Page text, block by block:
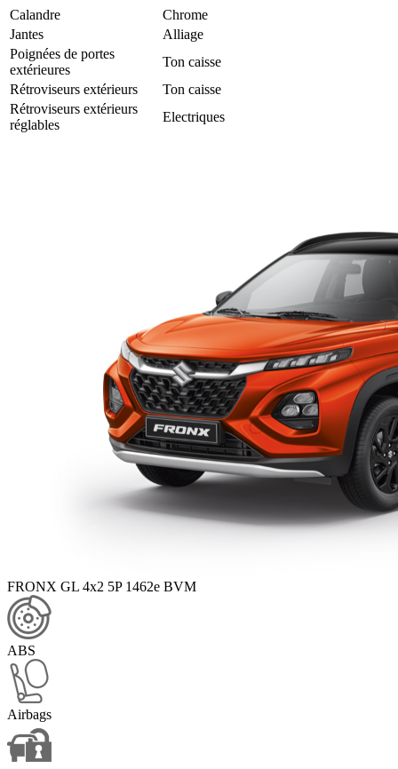
Calandre
Chrome
Jantes
Alliage
Poignées de portes
extérieures
Ton caisse
Rétroviseurs extérieurs
Ton caisse
Rétroviseurs extérieurs
réglables
Electriques
FRONX GL 4x2 5P 1462e BVM
ABS
Airbags